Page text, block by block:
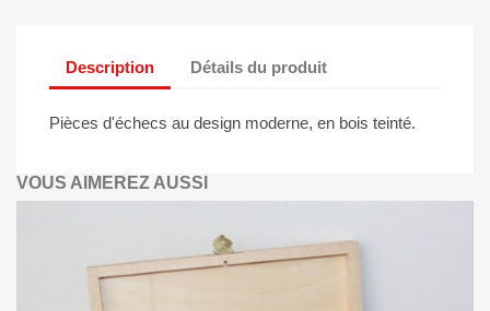
Description Détails du produit
Pièces d'échecs au design moderne, en bois teinté.
VOUS AIMEREZ AUSSI